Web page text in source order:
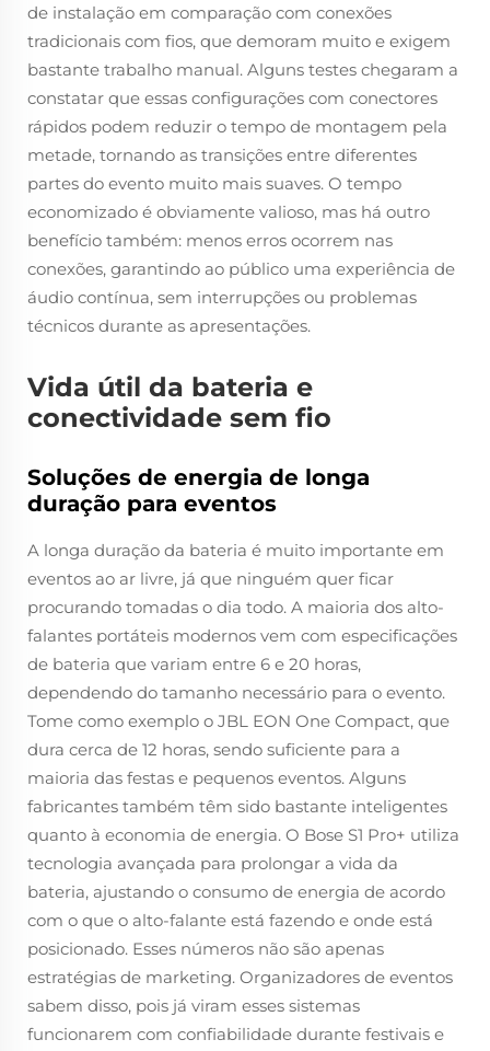
de instalação em comparação com conexões
tradicionais com fios, que demoram muito e exigem
bastante trabalho manual. Alguns testes chegaram a
constatar que essas configurações com conectores
rápidos podem reduzir o tempo de montagem pela
metade, tornando as transições entre diferentes
partes do evento muito mais suaves. O tempo
economizado é obviamente valioso, mas há outro
benefício também: menos erros ocorrem nas
conexões, garantindo ao público uma experiência de
áudio contínua, sem interrupções ou problemas
técnicos durante as apresentações.
Vida útil da bateria e
conectividade sem fio
Soluções de energia de longa
duração para eventos
A longa duração da bateria é muito importante em
eventos ao ar livre, já que ninguém quer ficar
procurando tomadas o dia todo. A maioria dos alto-
falantes portáteis modernos vem com especificações
de bateria que variam entre 6 e 20 horas,
dependendo do tamanho necessário para o evento.
Tome como exemplo o JBL EON One Compact, que
dura cerca de 12 horas, sendo suficiente para a
maioria das festas e pequenos eventos. Alguns
fabricantes também têm sido bastante inteligentes
quanto à economia de energia. O Bose S1 Pro+ utiliza
tecnologia avançada para prolongar a vida da
bateria, ajustando o consumo de energia de acordo
com o que o alto-falante está fazendo e onde está
posicionado. Esses números não são apenas
estratégias de marketing. Organizadores de eventos
sabem disso, pois já viram esses sistemas
funcionarem com confiabilidade durante festivais e